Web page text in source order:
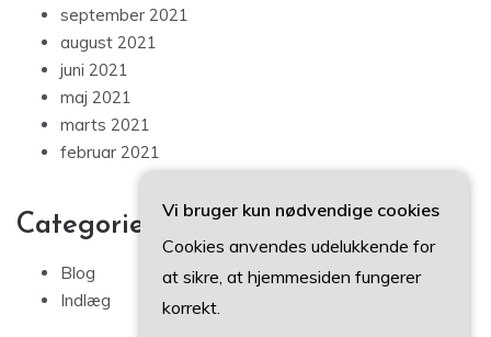
september 2021
august 2021
juni 2021
maj 2021
marts 2021
februar 2021
Categories
Blog
Indlæg
Vi bruger kun nødvendige cookies
Cookies anvendes udelukkende for
at sikre, at hjemmesiden fungerer
korrekt.